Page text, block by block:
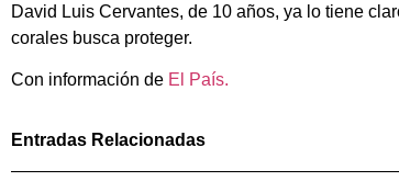
David Luis Cervantes, de 10 años, ya lo tiene
corales busca proteger.
Con información de El País.
Entradas Relacionadas